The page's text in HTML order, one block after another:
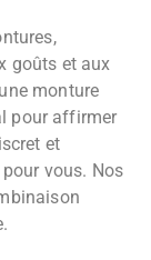
goûts et aux
monture
pour affirmer
et
vous. Nos